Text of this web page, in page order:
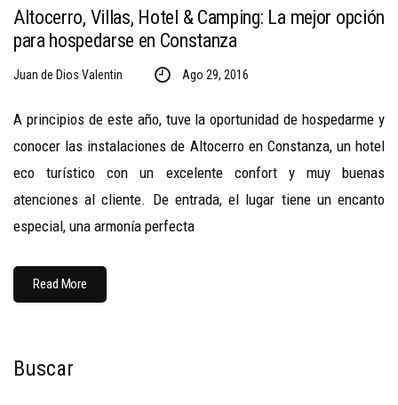
Altocerro, Villas, Hotel & Camping: La mejor opción
para hospedarse en Constanza
Juan de Dios Valentin Ago 29, 2016
A principios de este año, tuve la oportunidad de hospedarme y
conocer las instalaciones de Altocerro en Constanza, un hotel
eco turístico con un excelente confort y muy buenas
atenciones al cliente. De entrada, el lugar tiene un encanto
especial, una armonía perfecta
Read More
Buscar